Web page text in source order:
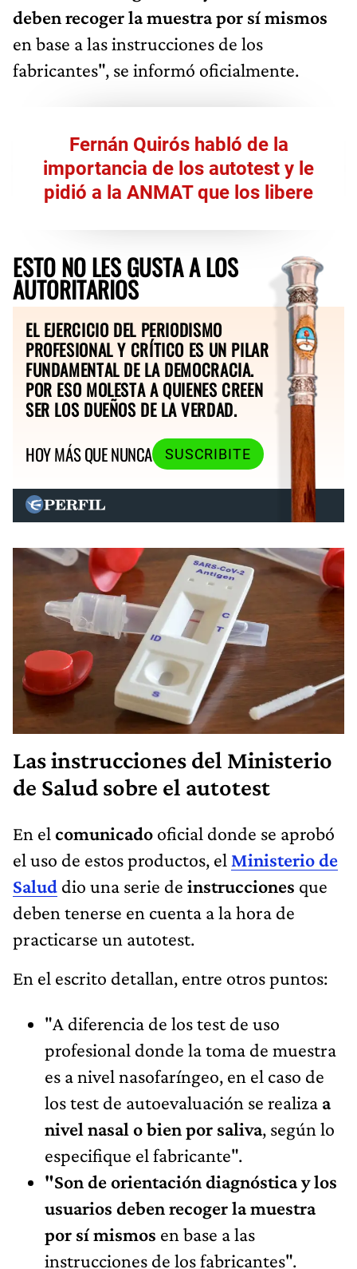
deben recoger la muestra por sí mismos
en base a las instrucciones de los
fabricantes", se informó oficialmente.
Fernán Quirós habló de la
importancia de los autotest y le
pidió a la ANMAT que los libere
ESTO NO LES GUSTA A LOS
AUTORITARIOS
EL EJERCICIO DEL PERIODISMO
PROFESIONAL Y CRÍTICO ES UN PILAR
FUNDAMENTAL DE LA DEMOCRACIA.
POR ESO MOLESTA A QUIENES CREEN
SER LOS DUEÑOS DE LA VERDAD.
HOY MÁS QUE NUNCA
SUSCRIBITE
Las instrucciones del Ministerio
de Salud sobre el autotest
En el comunicado oficial donde se aprobó
el uso de estos productos, el Ministerio de
Salud dio una serie de instrucciones que
deben tenerse en cuenta a la hora de
practicarse un autotest.
En el escrito detallan, entre otros puntos:
"A diferencia de los test de uso
profesional donde la toma de muestra
es a nivel nasofaríngeo, en el caso de
los test de autoevaluación se realiza a
nivel nasal o bien por saliva, según lo
especifique el fabricante".
"Son de orientación diagnóstica y los
usuarios deben recoger la muestra
por sí mismos en base a las
instrucciones de los fabricantes".